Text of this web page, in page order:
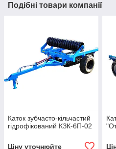
Подібні товари компанії
Каток зубчасто-кільчастий
гідрофікований КЗК-6П-02
Ціну уточнюйте